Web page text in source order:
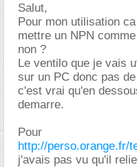
Salut,
Pour mon utilisation
mettre un NPN
non ?
Le ventilo que je vais
sur un PC donc pas
c'est vrai qu'en
demarre.
Pour
http://perso.orange.fr/
j'avais pas vu qu'il